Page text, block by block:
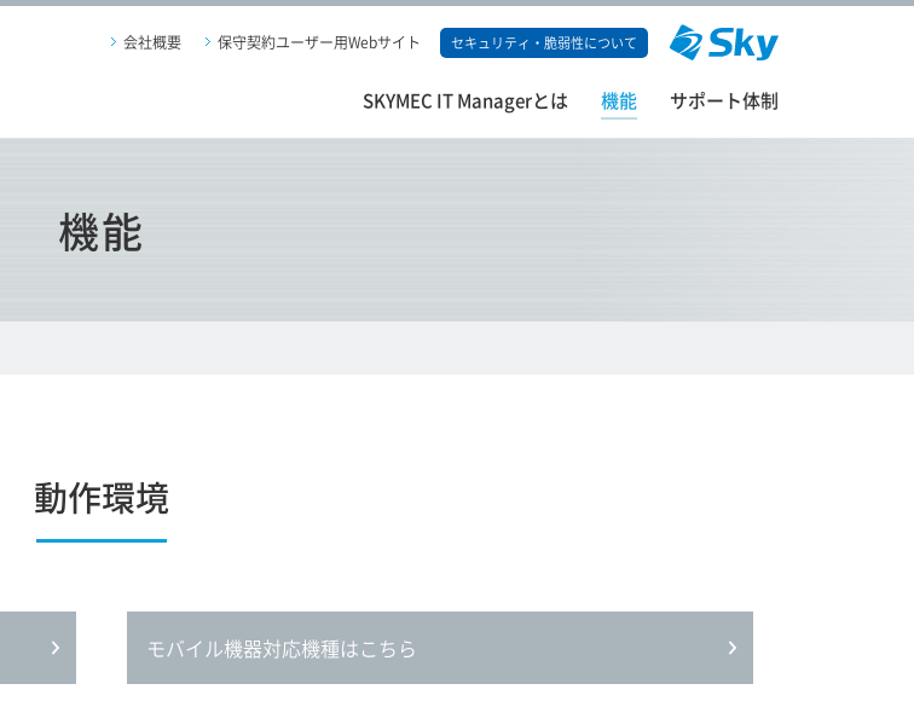
会社概要 保守契約ユーザー用Webサイト セキュリティ・脆弱性について
SKYMEC IT Managerとは 機能 サポート体制
機能
動作環境
モバイル機器対応機種はこちら